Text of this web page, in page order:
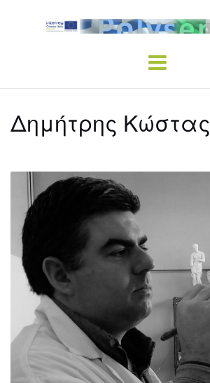
Δημήτρης Κώστας